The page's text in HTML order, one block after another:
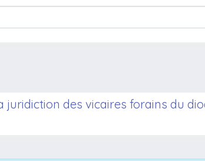
juridiction des vicaires forains du